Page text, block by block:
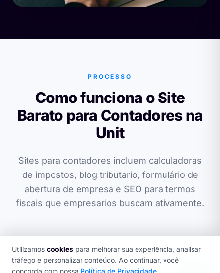
PROCESSO
Como funciona o Site
Barato para Contadores na
Unit
Sites para contadores incluem calculadoras
de impostos, blog tributario, formulário de
abertura de empresa e SEO para termos
fiscais que empresarios buscam ativamente.
Utilizamos cookies para melhorar sua experiência, analisar
tráfego e personalizar conteúdo. Ao continuar, você
concorda com nossa Política de Privacidade.